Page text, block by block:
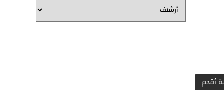
أقدم